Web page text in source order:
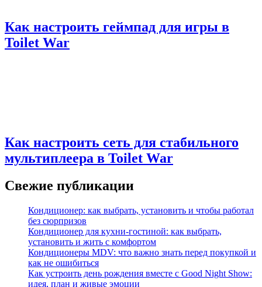
Как настроить геймпад для игры в
Toilet War
Как настроить сеть для стабильного
мультиплеера в Toilet War
Свежие публикации
Кондиционер: как выбрать, установить и чтобы работал
без сюрпризов
Кондиционер для кухни‑гостиной: как выбрать,
установить и жить с комфортом
Кондиционеры MDV: что важно знать перед покупкой и
как не ошибиться
Как устроить день рождения вместе с Good Night Show:
идея, план и живые эмоции